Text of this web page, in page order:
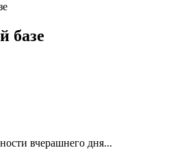
базе
вчерашнего дня...